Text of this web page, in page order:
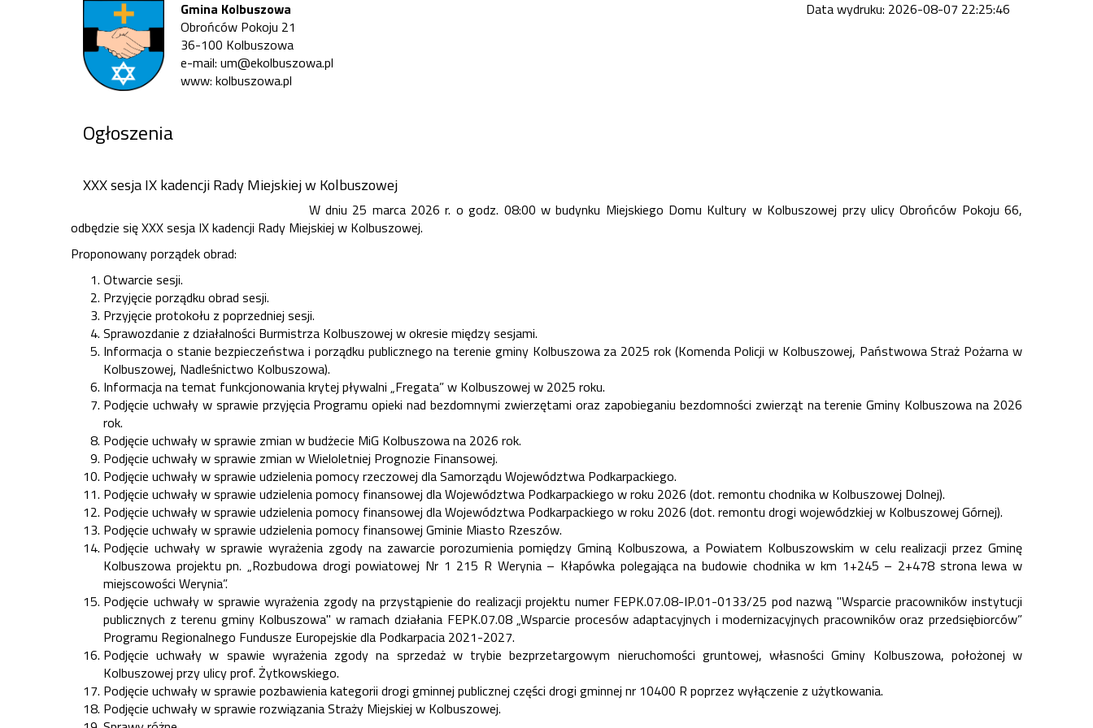
Gmina Kolbuszowa
Obrońców Pokoju 21
36-100 Kolbuszowa
e-mail: um@ekolbuszowa.pl
www: kolbuszowa.pl
Data wydruku: 2026-08-07 22:25:46
Ogłoszenia
XXX sesja IX kadencji Rady Miejskiej w Kolbuszowej
W dniu 25 marca 2026 r. o godz. 08:00 w budynku Miejskiego Domu Kultury w Kolbuszowej przy ulicy Obrońców Pokoju 66,
odbędzie się XXX sesja IX kadencji Rady Miejskiej w Kolbuszowej.
Proponowany porządek obrad:
Otwarcie sesji.
Przyjęcie porządku obrad sesji.
Przyjęcie protokołu z poprzedniej sesji.
Sprawozdanie z działalności Burmistrza Kolbuszowej w okresie między sesjami.
Informacja o stanie bezpieczeństwa i porządku publicznego na terenie gminy Kolbuszowa za 2025 rok (Komenda Policji w Kolbuszowej, Państwowa Straż Pożarna w
Kolbuszowej, Nadleśnictwo Kolbuszowa).
Informacja na temat funkcjonowania krytej pływalni „Fregata” w Kolbuszowej w 2025 roku.
Podjęcie uchwały w sprawie przyjęcia Programu opieki nad bezdomnymi zwierzętami oraz zapobieganiu bezdomności zwierząt na terenie Gminy Kolbuszowa na 2026
rok.
Podjęcie uchwały w sprawie zmian w budżecie MiG Kolbuszowa na 2026 rok.
Podjęcie uchwały w sprawie zmian w Wieloletniej Prognozie Finansowej.
Podjęcie uchwały w sprawie udzielenia pomocy rzeczowej dla Samorządu Województwa Podkarpackiego.
Podjęcie uchwały w sprawie udzielenia pomocy finansowej dla Województwa Podkarpackiego w roku 2026 (dot. remontu chodnika w Kolbuszowej Dolnej).
Podjęcie uchwały w sprawie udzielenia pomocy finansowej dla Województwa Podkarpackiego w roku 2026 (dot. remontu drogi wojewódzkiej w Kolbuszowej Górnej).
Podjęcie uchwały w sprawie udzielenia pomocy finansowej Gminie Miasto Rzeszów.
Podjęcie uchwały w sprawie wyrażenia zgody na zawarcie porozumienia pomiędzy Gminą Kolbuszowa, a Powiatem Kolbuszowskim w celu realizacji przez Gminę
Kolbuszowa projektu pn. „Rozbudowa drogi powiatowej Nr 1 215 R Werynia – Kłapówka polegająca na budowie chodnika w km 1+245 – 2+478 strona lewa w
miejscowości Werynia”.
Podjęcie uchwały w sprawie wyrażenia zgody na przystąpienie do realizacji projektu numer FEPK.07.08-IP.01-0133/25 pod nazwą "Wsparcie pracowników instytucji
publicznych z terenu gminy Kolbuszowa" w ramach działania FEPK.07.08 „Wsparcie procesów adaptacyjnych i modernizacyjnych pracowników oraz przedsiębiorców”
Programu Regionalnego Fundusze Europejskie dla Podkarpacia 2021-2027.
Podjęcie uchwały w spawie wyrażenia zgody na sprzedaż w trybie bezprzetargowym nieruchomości gruntowej, własności Gminy Kolbuszowa, położonej w
Kolbuszowej przy ulicy prof. Żytkowskiego.
Podjęcie uchwały w sprawie pozbawienia kategorii drogi gminnej publicznej części drogi gminnej nr 10400 R poprzez wyłączenie z użytkowania.
Podjęcie uchwały w sprawie rozwiązania Straży Miejskiej w Kolbuszowej.